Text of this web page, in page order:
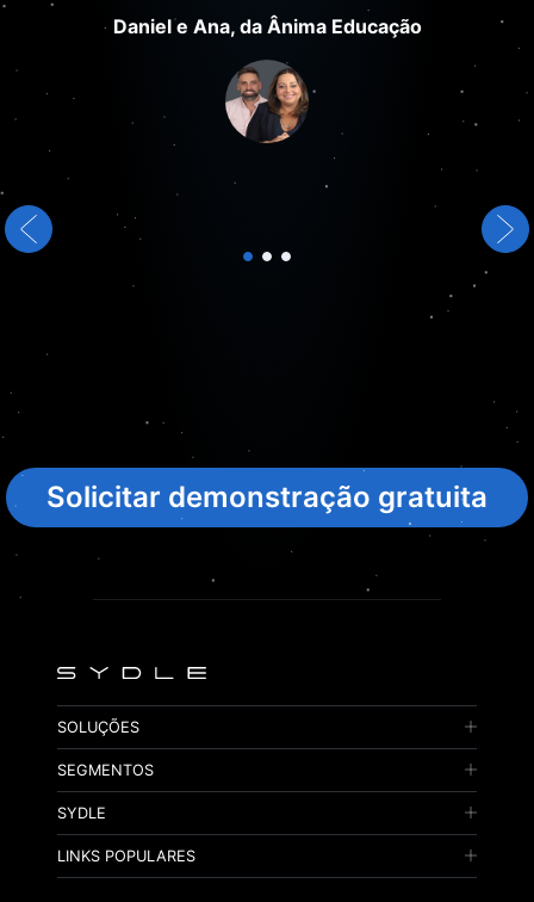
Daniel e Ana, da Ânima Educação
Solicitar demonstração gratuita